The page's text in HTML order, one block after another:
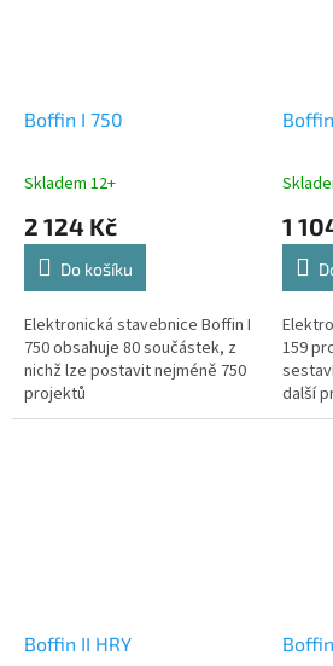
Boffin I 750
Skladem 12+
2 124 Kč
Do košíku
Elektronická stavebnice Boffin I
750 obsahuje 80 součástek, z
nichž lze postavit nejméně 750
projektů
1
159
další
Boffin II HRY